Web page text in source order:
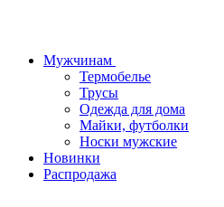
Мужчинам
Термобелье
Трусы
Одежда для дома
Майки, футболки
Носки мужские
Новинки
Распродажа